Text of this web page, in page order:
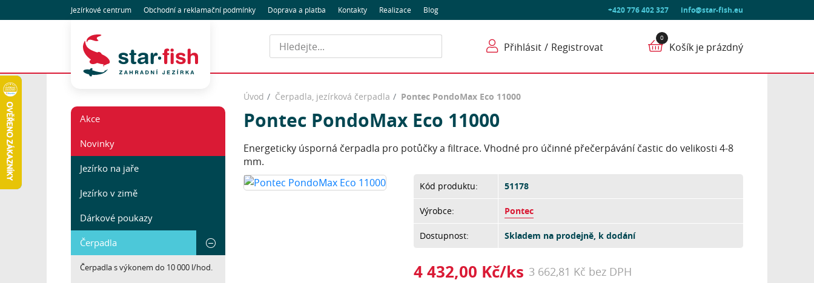
+420 776 402 327 info@star-fish.eu
Jezírkové centrum Obchodnía reklamační podmínky Doprava a platba Kontakty Realizace Blog
Hledat
Přihlásit Registrovat Košík je prázdný
Akce
Novinky
Jezírko na jaře
Jezírko v zimě
Dárkové poukazy
Čerpadla
Čerpadla s výkonem do 10 000 l/hod.
Úvod Čerpadla, jezírková čerpadla Pontec PondoMax Eco 11000
Pontec PondoMax Eco 11000
Energeticky úsporná čerpadla pro potůčky a filtrace. Vhodné pro účinné přečerpávání častic do velikosti 4-8
mm.
Kód produktu: 51178
Výrobce: Pontec
Dostupnost: Skladem na prodejně, k dodání
4 432,00 Kč/ks 3 662,81 Kč bez DPH